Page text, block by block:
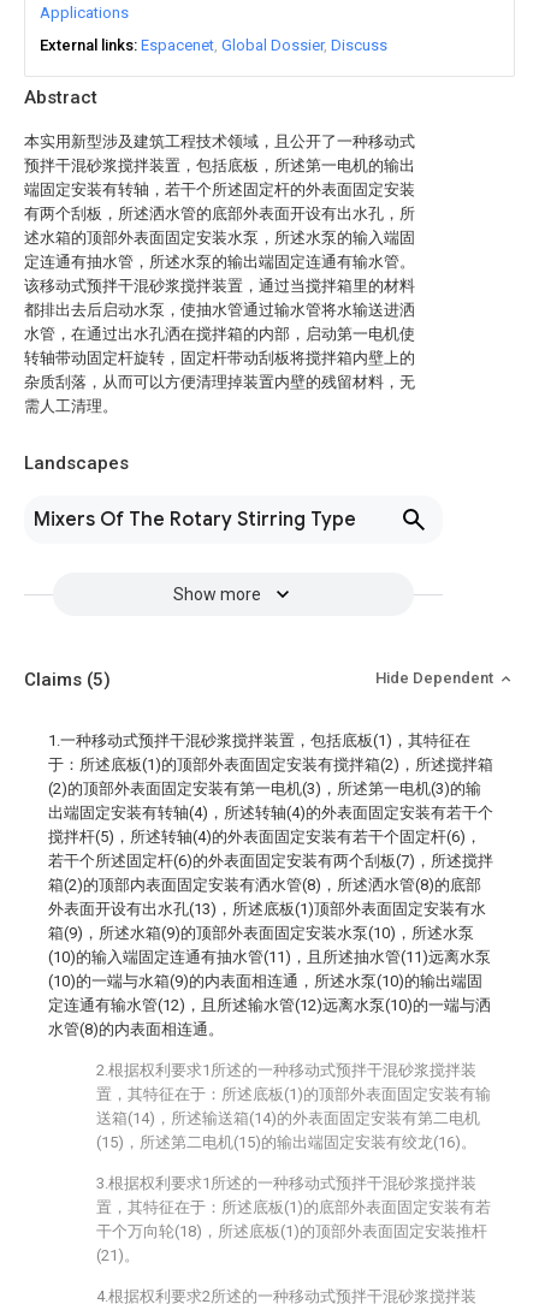
Abstract
本实用新型涉及建筑工程技术领域，且公开了一种移动式
预拌干混砂浆搅拌装置，包括底板，所述第一电机的输出
端固定安装有转轴，若干个所述固定杆的外表面固定安装
有两个刮板，所述洒水管的底部外表面开设有出水孔，所
述水箱的顶部外表面固定安装水泵，所述水泵的输入端固
定连通有抽水管，所述水泵的输出端固定连通有输水管。
该移动式预拌干混砂浆搅拌装置，通过当搅拌箱里的材料
都排出去后启动水泵，使抽水管通过输水管将水输送进洒
水管，在通过出水孔洒在搅拌箱的内部，启动第一电机使
转轴带动固定杆旋转，固定杆带动刮板将搅拌箱内壁上的
杂质刮落，从而可以方便清理掉装置内壁的残留材料，无
需人工清理。
Landscapes
Mixers Of The Rotary Stirring Type
Show more
Applications
External links Espacenet Global Dossier Discuss
Claims (5) Hide Dependent
1.一种移动式预拌干混砂浆搅拌装置，包括底板(1)，其特征在
于：所述底板(1)的顶部外表面固定安装有搅拌箱(2)，所述搅拌箱
(2)的顶部外表面固定安装有第一电机(3)，所述第一电机(3)的输
出端固定安装有转轴(4)，所述转轴(4)的外表面固定安装有若干个
搅拌杆(5)，所述转轴(4)的外表面固定安装有若干个固定杆(6)，
若干个所述固定杆(6)的外表面固定安装有两个刮板(7)，所述搅拌
箱(2)的顶部内表面固定安装有洒水管(8)，所述洒水管(8)的底部
外表面开设有出水孔(13)，所述底板(1)顶部外表面固定安装有水
箱(9)，所述水箱(9)的顶部外表面固定安装水泵(10)，所述水泵
(10)的输入端固定连通有抽水管(11)，且所述抽水管(11)远离水泵
(10)的一端与水箱(9)的内表面相连通，所述水泵(10)的输出端固
定连通有输水管(12)，且所述输水管(12)远离水泵(10)的一端与洒
水管(8)的内表面相连通。
2.根据权利要求1所述的一种移动式预拌干混砂浆搅拌装
置，其特征在于：所述底板(1)的顶部外表面固定安装有输
送箱(14)，所述输送箱(14)的外表面固定安装有第二电机
(15)，所述第二电机(15)的输出端固定安装有绞龙(16)。
3.根据权利要求1所述的一种移动式预拌干混砂浆搅拌装
置，其特征在于：所述底板(1)的底部外表面固定安装有若
干个万向轮(18)，所述底板(1)的顶部外表面固定安装推杆
(21)。
4.根据权利要求2所述的一种移动式预拌干混砂浆搅拌装